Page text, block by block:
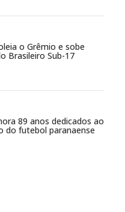
o Grêmio e sobe
Brasileiro Sub-17
89 anos dedicados ao
do futebol paranaense